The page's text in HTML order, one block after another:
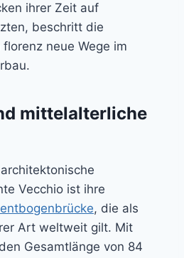
ihrer Zeit auf
beschritt die
neue Wege im
mittelalterliche
Vecchio ist ihre
, die als
Art weltweit gilt. Mit
Gesamtlänge von 84